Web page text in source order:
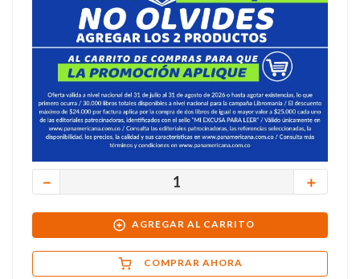
＋
－
AGREGAR AL CARRITO
COMPRAR AHORA